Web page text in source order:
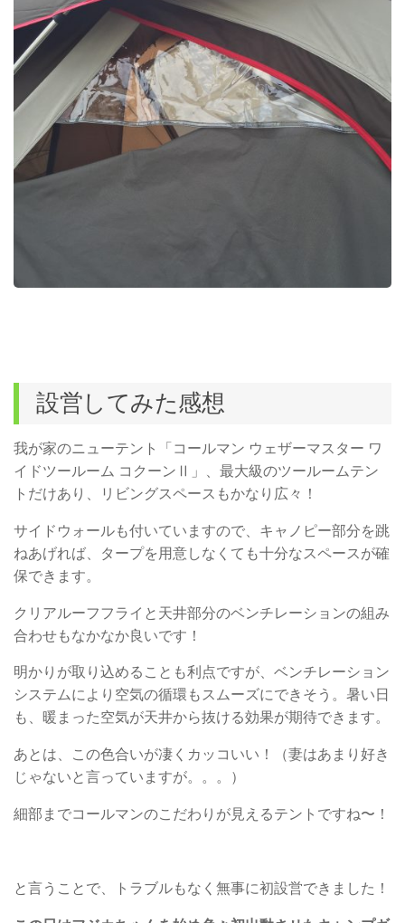
設営してみた感想
我が家のニューテント「コールマン ウェザーマスター ワ
イドツールーム コクーンⅡ」、最大級のツールームテン
トだけあり、リビングスペースもかなり広々！
サイドウォールも付いていますので、キャノピー部分を跳
ねあげれば、タープを用意しなくても十分なスペースが確
保できます。
クリアルーフフライと天井部分のベンチレーションの組み
合わせもなかなか良いです！
明かりが取り込めることも利点ですが、ベンチレーション
システムにより空気の循環もスムーズにできそう。暑い日
も、暖まった空気が天井から抜ける効果が期待できます。
あとは、この色合いが凄くカッコいい！（妻はあまり好き
じゃないと言っていますが。。。）
細部までコールマンのこだわりが見えるテントですね〜！
と言うことで、トラブルもなく無事に初設営できました！